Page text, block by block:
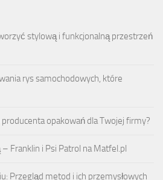
stylową i funkcjonalną przestrzeń
rys samochodowych, które
producenta opakowań dla Twojej firmy?
Franklin i Psi Patrol na Matfel.pl
Przegląd metod i ich przemysłowych